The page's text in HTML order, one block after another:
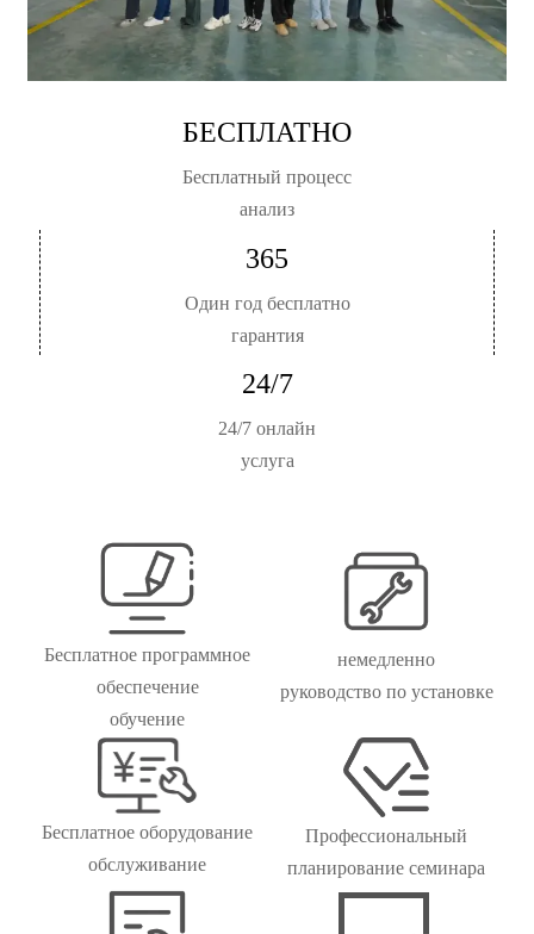
БЕСПЛАТНО
Бесплатный процесс
анализ
365
Один год бесплатно
гарантия
24/7
24/7 онлайн
услуга
Бесплатное программное
обеспечение
обучение
немедленно
руководство по установке
Бесплатное оборудование
обслуживание
Профессиональный
планирование семинара